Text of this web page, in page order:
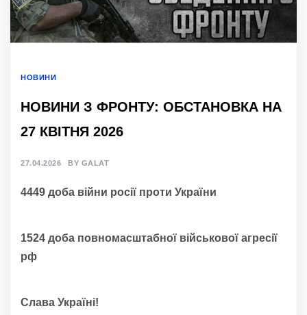
НОВИНИ
НОВИНИ З ФРОНТУ: ОБСТАНОВКА НА
27 КВІТНЯ 2026
27.04.2026 BY GALAT
4449 доба війни росії проти України
1524 доба повномасштабної військової агресії
рф
Слава Україні!